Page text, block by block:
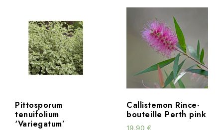
Pittosporum
tenuifolium
‘Variegatum’
Callistemon Rince-
bouteille Perth pink
19.90 €